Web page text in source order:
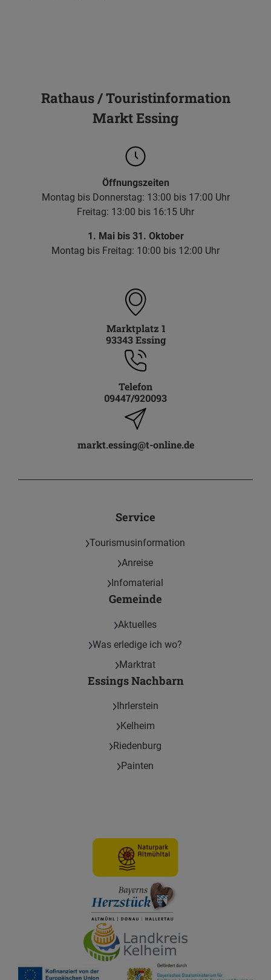
Rathaus / Touristinformation
Markt Essing
Öffnungszeiten
Montag bis Donnerstag: 13:00 bis 17:00 Uhr
Freitag: 13:00 bis 16:15 Uhr
1. Mai bis 31. Oktober
Montag bis Freitag: 10:00 bis 12:00 Uhr
Marktplatz 1
93343 Essing
Telefon
09447/920093
markt.essing@t-online.de
Service
Tourismusinformation
Anreise
Infomaterial
Gemeinde
Aktuelles
Was erledige ich wo?
Marktrat
Essings Nachbarn
Ihrlerstein
Kelheim
Riedenburg
Painten